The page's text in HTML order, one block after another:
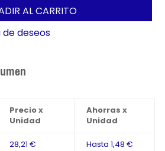
AL CARRITO
deseos
Precio x
Unidad
Ahorras x
Unidad
28,21 € Hasta 1,48 €